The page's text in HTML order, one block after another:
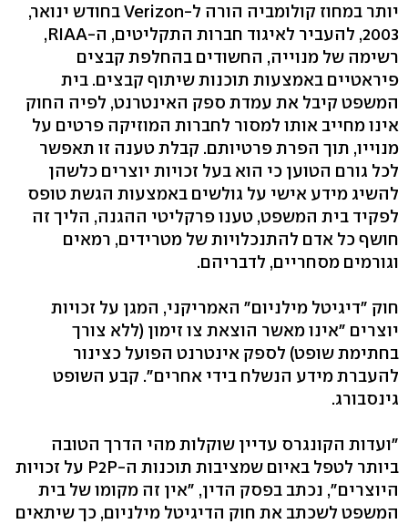
יותר במחוז קולומביה הורה ל-Verizon בחודש ינואר,
2003, להעביר לאיגוד חברות התקליטים, ה-RIAA,
רשימה של מנוייה, החשודים בהחלפת קבצים
פיראטיים באמצעות תוכנות שיתוף קבצים. בית
המשפט קיבל את עמדת ספק האינטרנט, לפיה החוק
אינו מחייב אותו למסור לחברות המוזיקה פרטים על
מנוייו, תוך הפרת פרטיותם. קבלת טענה זו תאפשר
לכל גורם הטוען כי הוא בעל זכויות יוצרים כלשהן
להשיג מידע אישי על גולשים באמצעות הגשת טופס
לפקיד בית המשפט, טענו פרקליטי ההגנה, הליך זה
חושף כל אדם להתנכלויות של מטרידים, רמאים
וגורמים מסחריים, לדבריהם.
חוק "דיגיטל מילניום" האמריקני, המגן על זכויות
יוצרים "אינו מאשר הוצאת צו זימון (ללא צורך
בחתימת שופט) לספק אינטרנט הפועל כצינור
להעברת מידע הנשלח בידי אחרים". קבע השופט
גינסבורג.
"ועדות הקונגרס עדיין שוקלות מהי הדרך הטובה
ביותר לטפל באיום שמציבות תוכנות ה-P2P על זכויות
היוצרים", נכתב בפסק הדין, "אין זה מקומו של בית
המשפט לשכתב את חוק הדיגיטל מילניום, כך שיתאים